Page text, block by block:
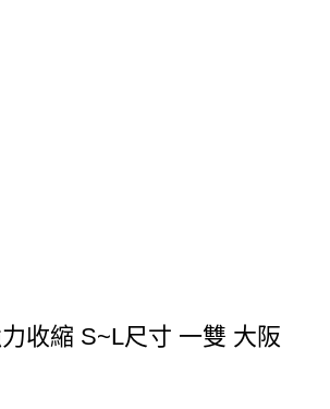
收縮 S~L尺寸 一雙 大阪